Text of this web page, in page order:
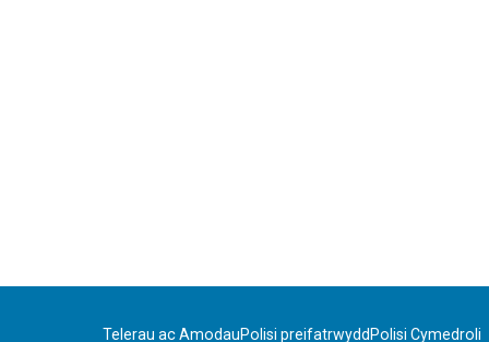
Telerau ac AmodauPolisi preifatrwydd Polisi Cymedroli